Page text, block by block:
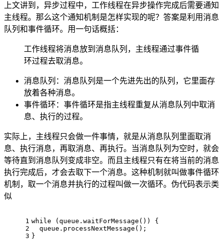
上文讲到，异步过程中，工作线程在异步操作完成后需要通知
主线程。那么这个通知机制是怎样实现的呢？答案是利用消息
队列和事件循环。用一句话概括：
工作线程将消息放到消息队列，主线程通过事件循
环过程去取消息。
消息队列：消息队列是一个先进先出的队列，它里面存
放着各种消息。
事件循环：事件循环是指主线程重复从消息队列中取消
息、执行的过程。
实际上，主线程只会做一件事情，就是从消息队列里面取消
息、执行消息，再取消息、再执行。当消息队列为空时，就会
等待直到消息队列变成非空。而且主线程只有在将当前的消息
执行完成后，才会去取下一个消息。这种机制就叫做事件循环
机制，取一个消息并执行的过程叫做一次循环。伪代码表示类
似
1
2
3
while (queue.waitForMessage()) {
  queue.processNextMessage();
}